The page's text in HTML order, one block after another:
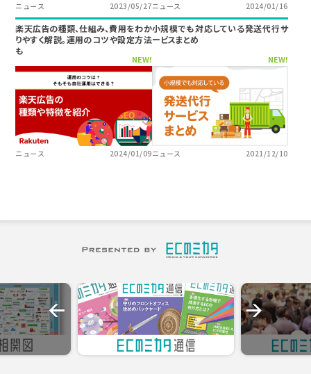
ニュース 2023/05/27ニュース 2024/01/16
楽天広告の種類、仕組み、費用をわか
りやすく解説。運用のコツや設定方法
も
NEW!
ニュース 2024/01/09
小規模でも対応している発送代行サ
ービスまとめ
NEW!
ニュース 2021/12/10